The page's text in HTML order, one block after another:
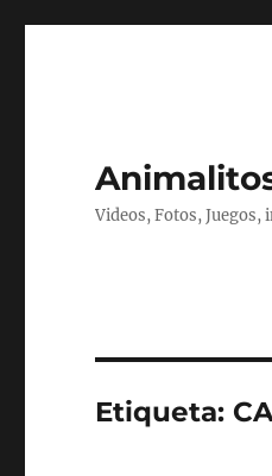
Videos, Fotos,
Etiqueta: